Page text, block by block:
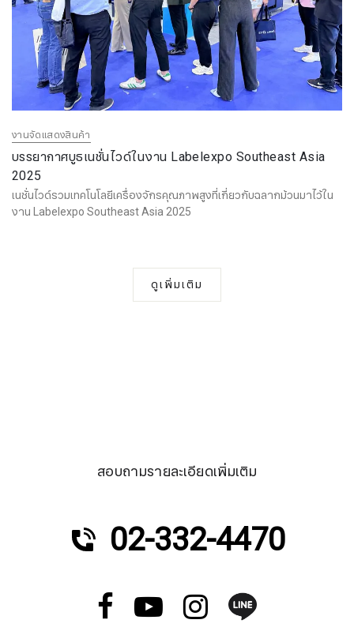
งานจัดแสดงสินค้า
บรรยากาศบูธเนชั่นไวด์ในงาน Labelexpo Southeast Asia
2025
เนชั่นไวด์รวมเทคโนโลยีเครื่องจักรคุณภาพสูงที่เกี่ยวกับฉลากม้วนมาไว้ใน
งาน Labelexpo Southeast Asia 2025
ดูเพิ่มเติม
สอบถามรายละเอียดเพิ่มเติม
02-332-4470